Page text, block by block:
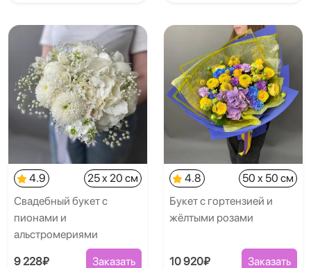
4.9
25 x 20 см
Свадебный букет с
пионами и
альстромериями
9 228₽ Заказать
4.8
50 x 50 см
Букет с гортензией и
жёлтыми розами
10 920₽ Заказать